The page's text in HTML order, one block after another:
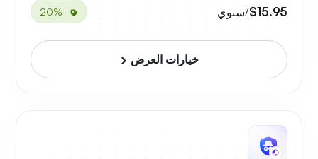
$15.95/سنوي -20%
خيارات العرض